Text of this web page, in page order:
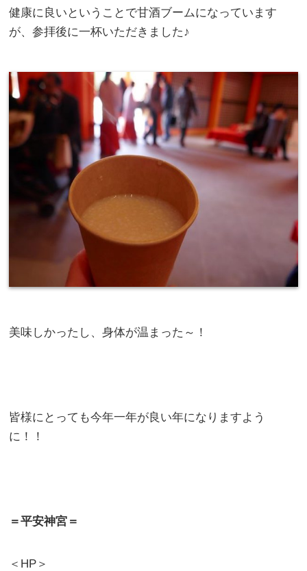
健康に良いということで甘酒ブームになっています
が、参拝後に一杯いただきました♪
美味しかったし、身体が温まった～！
皆様にとっても今年一年が良い年になりますよう
に！！
＝平安神宮＝
＜HP＞